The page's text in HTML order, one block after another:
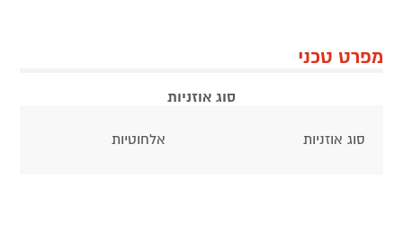
מפרט טכני
סוג אוזניות
סוג אוזניות אלחוטיות